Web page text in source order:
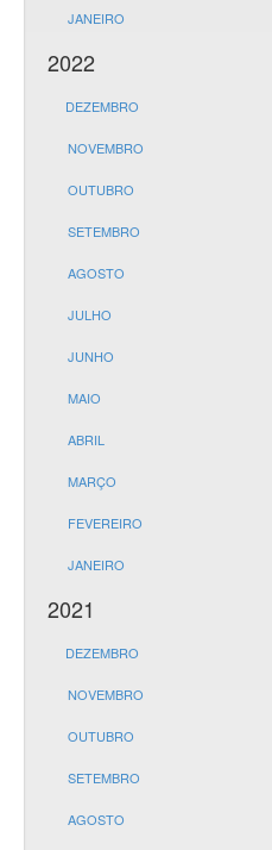
JANEIRO
2022
DEZEMBRO
NOVEMBRO
OUTUBRO
SETEMBRO
AGOSTO
JULHO
JUNHO
MAIO
ABRIL
MARÇO
FEVEREIRO
JANEIRO
2021
DEZEMBRO
NOVEMBRO
OUTUBRO
SETEMBRO
AGOSTO